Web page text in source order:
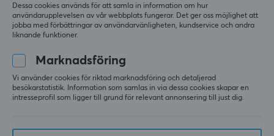
Alla recensioner
Nils Fredrik P
Verifierad köpare
PC
Funkar som den ska
Funkar som den ska
Natec 2.0 USB Hub 4 Ports
Dessa cookies används för att samla in information om hur
användarupplevelsen av vår webbplats fungerar. Det ger oss möjlighet att
jobba med förbättringar av användarvänligheten, kundservice och andra
liknande funktioner.
Marknadsföring
Vi använder cookies för riktad marknadsföring och detaljerad
besökarstatistik. Information som samlas in via dessa cookies skapar en
intresseprofil som ligger till grund för relevant annonsering till just dig.